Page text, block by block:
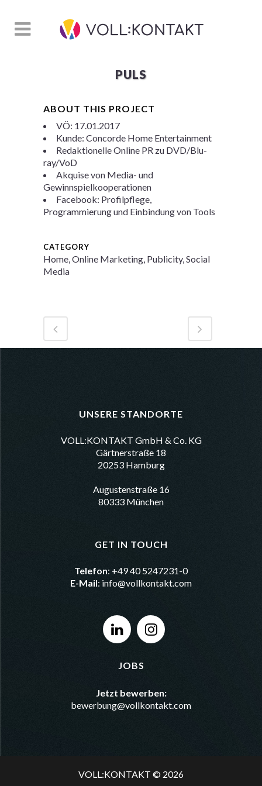
PULS
ABOUT THIS PROJECT
VÖ: 17.01.2017
Kunde: Concorde Home Entertainment
Redaktionelle Online PR zu DVD/Blu-
ray/VoD
Akquise von Media- und
Gewinnspielkooperationen
Facebook: Profilpflege,
Programmierung und Einbindung von Tools
CATEGORY
Home, Online Marketing, Publicity, Social
Media
UNSERE STANDORTE
VOLL:KONTAKT GmbH & Co. KG
Gärtnerstraße 18
20253 Hamburg
Augustenstraße 16
80333 München
GET IN TOUCH
Telefon: +49 40 5247231-0
E-Mail: info@vollkontakt.com
JOBS
Jetzt bewerben:
bewerbung@vollkontakt.com
VOLL:KONTAKT © 2026